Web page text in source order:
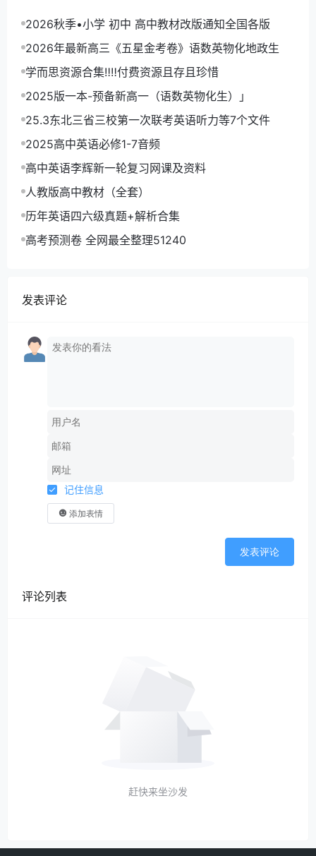
2026秋季•小学 初中 高中教材改版通知全国各版
2026年最新高三《五星金考卷》语数英物化地政生
学而思资源合集‼‼付费资源且存且珍惜
2025版一本-预备新高一（语数英物化生）」
25.3东北三省三校第一次联考英语听力等7个文件
2025高中英语必修1-7音频
高中英语李辉新一轮复习网课及资料
人教版高中教材（全套）
历年英语四六级真题+解析合集
高考预测卷 全网最全整理51240
发表评论
记住信息
添加表情
发表评论
评论列表
赶快来坐沙发